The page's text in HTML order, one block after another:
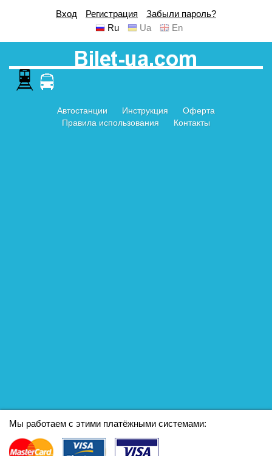
Вход Регистрация
Забыли пароль?
Ru
Ua En
Автостанции Инструкция
Оферта
Правила использования
Контакты
Мы работаем с этими платёжными системами: